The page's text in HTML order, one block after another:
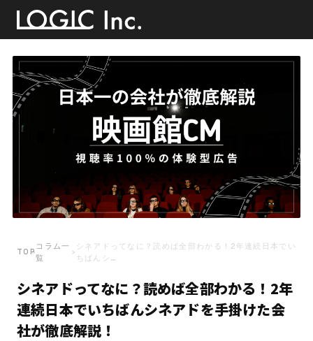
TOP›
コラム一
覧
›
シネアドってなに？読めば全部わかる！2年連続日本でい
ちばんシ…
シネアドってなに？読めば全部わかる！2年
連続日本でいちばんシネアドを手掛けた会
社が徹底解説！